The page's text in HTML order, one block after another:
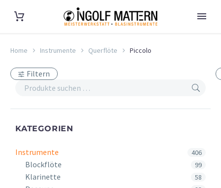
Home Instrumente Querflöte Piccolo
Filtern
KATEGORIEN
Instrumente 406
Blockflöte 99
Klarinette 58